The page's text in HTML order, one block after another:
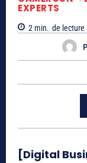
EXPERTS
2 min. de lecture
[Digital